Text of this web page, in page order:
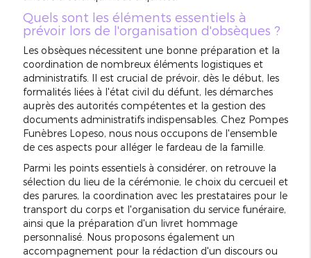
Quels sont les éléments essentiels à
prévoir lors de l'organisation d'obsèques ?
Les obsèques nécessitent une bonne préparation et la
coordination de nombreux éléments logistiques et
administratifs. Il est crucial de prévoir, dès le début, les
formalités liées à l'état civil du défunt, les démarches
auprès des autorités compétentes et la gestion des
documents administratifs indispensables. Chez Pompes
Funèbres Lopeso, nous nous occupons de l'ensemble
de ces aspects pour alléger le fardeau de la famille.
Parmi les points essentiels à considérer, on retrouve la
sélection du lieu de la cérémonie, le choix du cercueil et
des parures, la coordination avec les prestataires pour le
transport du corps et l'organisation du service funéraire,
ainsi que la préparation d'un livret hommage
personnalisé. Nous proposons également un
accompagnement pour la rédaction d'un discours ou